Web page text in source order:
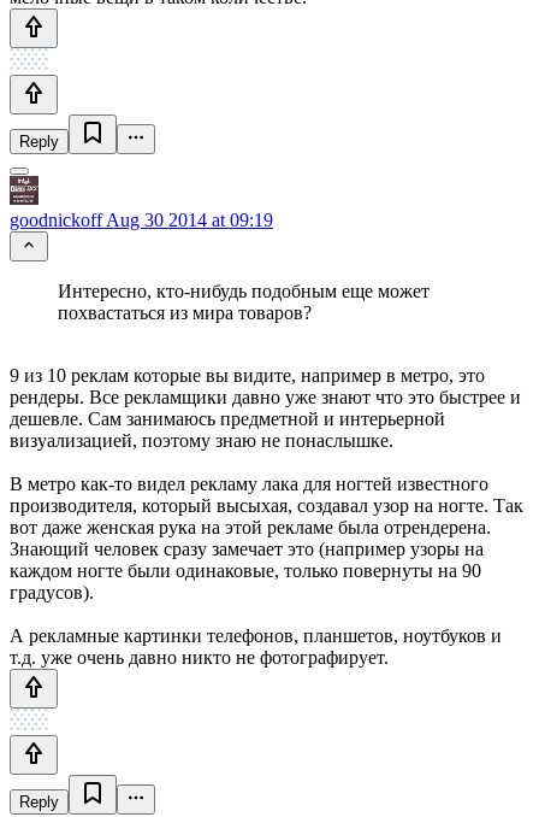
Reply
goodnickoffAug 30 2014 at 09:19
Интересно, кто-нибудь подобным еще может
похвастаться из мира товаров?
9 из 10 реклам которые вы видите, например в метро, это
рендеры. Все рекламщики давно уже знают что это быстрее и
дешевле. Сам занимаюсь предметной и интерьерной
визуализацией, поэтому знаю не понаслышке.
В метро как-то видел рекламу лака для ногтей известного
производителя, который высыхая, создавал узор на ногте. Так
вот даже женская рука на этой рекламе была отрендерена.
Знающий человек сразу замечает это (например узоры на
каждом ногте были одинаковые, только повернуты на 90
градусов).
А рекламные картинки телефонов, планшетов, ноутбуков и
т.д. уже очень давно никто не фотографирует.
Reply